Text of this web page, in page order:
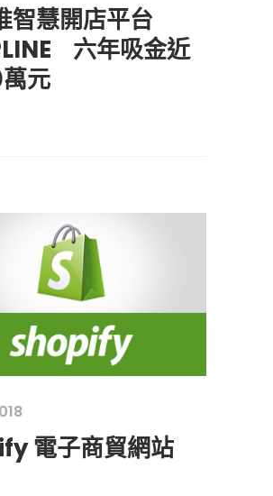
智慧開店平台
ﾠ六年吸金近
元
電子商貿網站